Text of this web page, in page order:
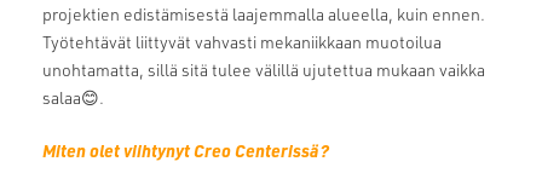
projektien edistämisestä laajemmalla alueella, kuin ennen.
Työtehtävät liittyvät vahvasti mekaniikkaan muotoilua
unohtamatta, sillä sitä tulee välillä ujutettua mukaan vaikka
salaa😊.
Miten olet viihtynyt Creo Centerissä?